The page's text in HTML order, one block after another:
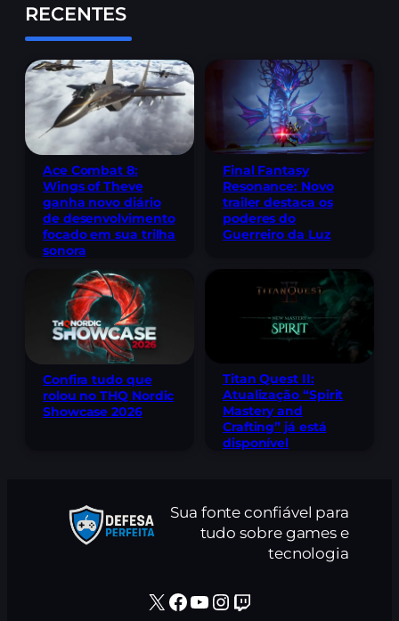
RECENTES
Ace Combat 8:
Wings of Theve
ganha novo diário
de desenvolvimento
focado em sua trilha
sonora
Final Fantasy
Resonance: Novo
trailer destaca os
poderes do
Guerreiro da Luz
Confira tudo que
rolou no THQ Nordic
Showcase 2026
Titan Quest II:
Atualização “Spirit
Mastery and
Crafting” já está
disponível
Sua fonte confiável para
tudo sobre games e
tecnologia
X Facebook Youtube Instagram Twitch